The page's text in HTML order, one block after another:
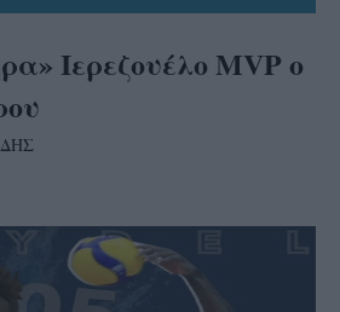
Ιερεζουέλο MVP ο